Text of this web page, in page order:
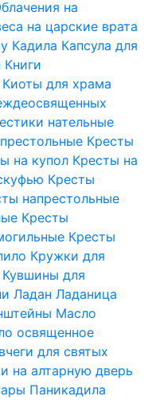
на
на царские врата
Кадила Капсула для
Книги
Киоты для храма
нательные
Кресты
на купол Кресты на
Кресты
напрестольные
Кресты
Кресты
Кружки для
Кувшины для
Ладан Ладаница
Масло
освященное
для святых
на алтарную дверь
Паникадила